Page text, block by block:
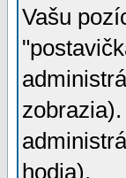
Vašu
hodia).